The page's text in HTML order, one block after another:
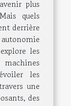
plus
quels
derrière
les
les
une
des